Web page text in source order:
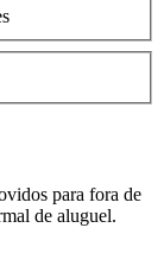
para fora de
de aluguel.